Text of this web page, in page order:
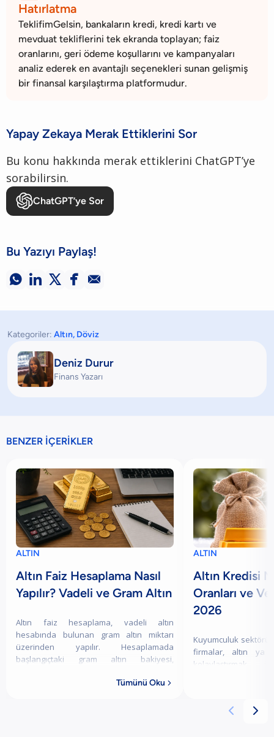
Hatırlatma
TeklifimGelsin, bankaların kredi, kredi kartı ve
mevduat tekliflerini tek ekranda toplayan; faiz
oranlarını, geri ödeme koşullarını ve kampanyaları
analiz ederek en avantajlı seçenekleri sunan gelişmiş
bir finansal karşılaştırma platformudur.
Yapay Zekaya Merak Ettiklerini Sor
Bu konu hakkında merak ettiklerini ChatGPT’ye
sorabilirsin.
ChatGPT’ye Sor
Bu Yazıyı Paylaş!
    
Kategoriler: Altın, Döviz
Deniz Durur
Finans Yazarı
BENZER İÇERİKLER
ALTIN
Altın Faiz Hesaplama Nasıl
Yapılır? Vadeli ve Gram Altın
Altın faiz hesaplama, vadeli altın
hesabında bulunan gram altın miktarı
üzerinden yapılır. Hesaplamada
başlangıçtaki gram altın bakiyesi,
Tümünü Oku 
ALTIN
Altın Kredisi
Oranları ve
2026
Kuyumculuk
firmalar, altın ya
kolaylaştırmak,
 